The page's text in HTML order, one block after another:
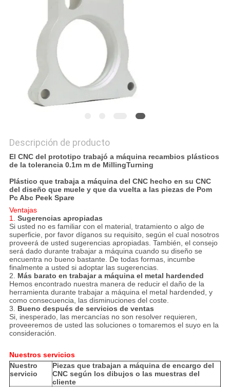
POLÍTICA
PRIVACIDAD
Descripción de producto
El CNC del prototipo trabajó a máquina recambios plásticos
de la tolerancia 0.1m m de MillingTurning
Plástico que trabaja a máquina del CNC hecho en su CNC
del diseño que muele y que da vuelta a las piezas de Pom
Pc Abc Peek Spare
Ventajas
1. Sugerencias apropiadas
Si usted no es familiar con el material, tratamiento o algo de
superficie, por favor díganos su requisito, según el cual nosotros
proveerá de usted sugerencias apropiadas. También, el consejo
será dado durante trabajar a máquina cuando su diseño se
encuentra no bueno bastante. De todas formas, incumbe
finalmente a usted si adoptar las sugerencias.
2. Más barato en trabajar a máquina el metal hardended
Hemos encontrado nuestra manera de reducir el daño de la
herramienta durante trabajar a máquina el metal hardended, y
como consecuencia, las disminuciones del coste.
3. Bueno después de servicios de ventas
Si, inesperado, las mercancías no son resolver requieren,
proveeremos de usted las soluciones o tomaremos el suyo en la
consideración.
Nuestros servicios
Nuestro
servicio
Piezas que trabajan a máquina de encargo del
CNC según los dibujos o las muestras del
cliente